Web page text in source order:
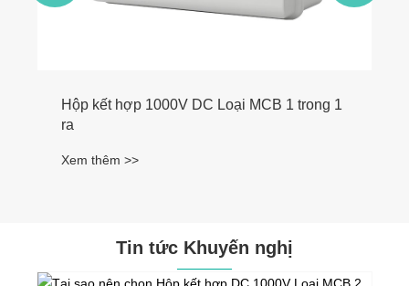
Hộp kết hợp 1000V DC Loại MCB 1 trong 1
ra
Xem thêm >>
Tin tức Khuyến nghị